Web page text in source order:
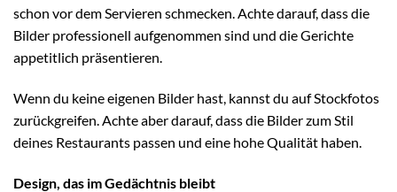
schon vor dem Servieren schmecken. Achte darauf, dass die
Bilder professionell aufgenommen sind und die Gerichte
appetitlich präsentieren.
Wenn du keine eigenen Bilder hast, kannst du auf Stockfotos
zurückgreifen. Achte aber darauf, dass die Bilder zum Stil
deines Restaurants passen und eine hohe Qualität haben.
Design, das im Gedächtnis bleibt